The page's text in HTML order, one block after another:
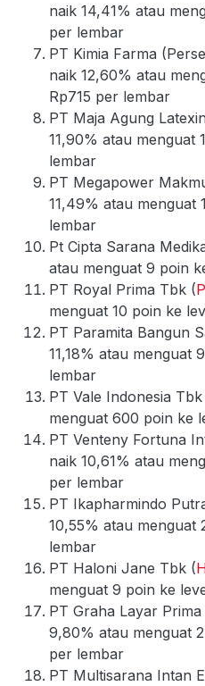
naik 14,41% atau
per lembar
PT Kimia Farma
naik 12,60% atau
Rp715 per lembar
PT Maja Agung
11,90% atau menguat
lembar
PT Megapower
11,49% atau menguat
lembar
Pt Cipta Sarana
atau menguat 9 poin
PT Royal Prima Tbk (
menguat 10 poin ke
PT Paramita Bangun
11,18% atau menguat
lembar
PT Vale Indonesia Tbk
menguat 600 poin ke
PT Venteny Fortuna
naik 10,61% atau
per lembar
PT Ikapharmindo
10,55% atau menguat
lembar
PT Haloni Jane Tbk (
menguat 9 poin ke
PT Graha Layar
9,80% atau menguat
per lembar
PT Multisarana Intan